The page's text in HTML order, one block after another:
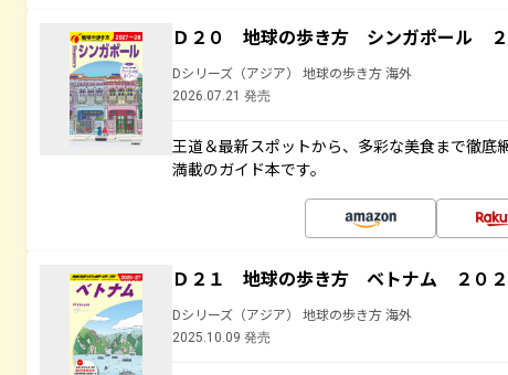
Ｄ２０ 地球の歩き方 シンガポール ２
Dシリーズ（アジア） 地球の歩き方 海外
2026.07.21 発売
王道＆最新スポットから、多彩な美食まで徹
満載のガイド本です。
Ｄ２１ 地球の歩き方 ベトナム ２０２
Dシリーズ（アジア） 地球の歩き方 海外
2025.10.09 発売